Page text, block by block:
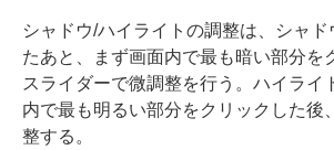
シャドウ/ハイライトの調整は、シャド
たあと、まず画面内で最も暗い部分を
スライダーで微調整を行う。ハイライ
内で最も明るい部分をクリックした後
整する。